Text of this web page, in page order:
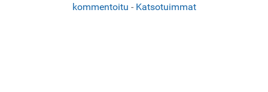
kommentoitu - Katsotuimmat